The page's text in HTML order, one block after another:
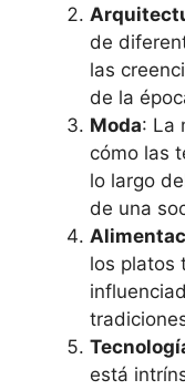
de
las
de la
Moda: La
cómo las
lo largo
de una
los platos
está